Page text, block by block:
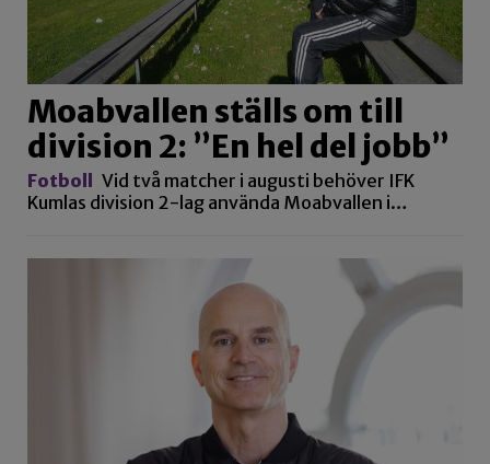
Moabvallen ställs om till
division 2: ”En hel del jobb”
Fotboll
Vid två matcher i augusti behöver IFK
Kumlas division 2-lag använda Moabvallen i…